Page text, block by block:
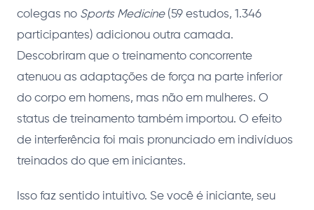
colegas no Sports Medicine(59 estudos, 1.346
participantes) adicionou outra camada.
Descobriram que o treinamento concorrente
atenuou as adaptações de força na parte inferior
do corpo em homens, mas não em mulheres. O
status de treinamento também importou. O efeito
de interferência foi mais pronunciado em indivíduos
treinados do que em iniciantes.
Isso faz sentido intuitivo. Se você é iniciante, seu